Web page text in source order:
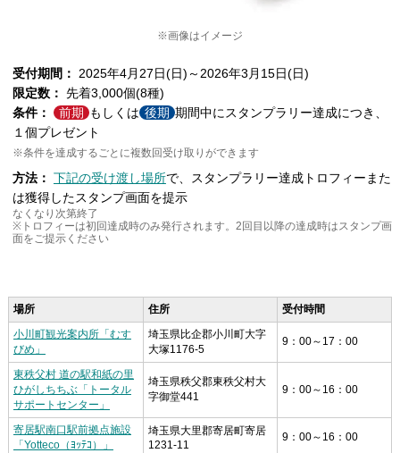
※画像はイメージ
受付期間：
2025年4月27日(日)～2026年3月15日(日)
限定数： 先着3,000個(8種)
条件：
前期 もしくは 後期 期間中にスタンプラリー達成につき、
１個プレゼント
※条件を達成するごとに複数回受け取りができます
方法： 下記の受け渡し場所で、スタンプラリー達成トロフィーまた
は獲得したスタンプ画面を提示
なくなり次第終了
※トロフィーは初回達成時のみ発行されます。2回目以降の達成時はスタンプ画
面をご提示ください
場所 住所
受付時間
小川町観光案内所「むす
びめ」
埼玉県比企郡小川町大字
大塚1176-5
9：00～17：00
東秩父村 道の駅和紙の里
ひがしちちぶ「トータル
サポートセンター」
埼玉県秩父郡東秩父村大
字御堂441
9：00～16：00
寄居駅南口駅前拠点施設
「Yotteco（ﾖｯﾃｺ）」
埼玉県大里郡寄居町寄居
1231-11
9：00～16：00